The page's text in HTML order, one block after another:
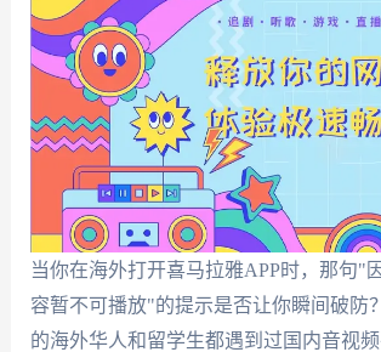
当你在海外打开喜马拉雅APP时，那句"
容暂不可播放"的提示是否让你瞬间破防
的海外华人和留学生都遇到过国内音视